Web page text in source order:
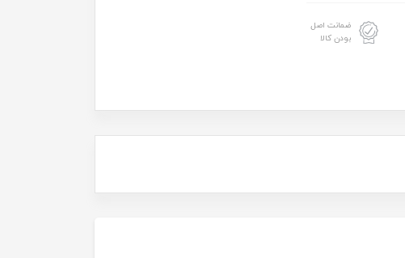
ضمانت اصل
بودن کالا